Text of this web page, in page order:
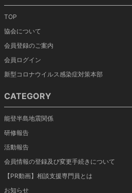
TOP
協会について
会員登録のご案内
会員ログイン
新型コロナウイルス感染症対策本部
CATEGORY
能登半島地震関係
研修報告
活動報告
会員情報の登録及び変更手続きについて
【PR動画】相談支援専門員とは
お知らせ